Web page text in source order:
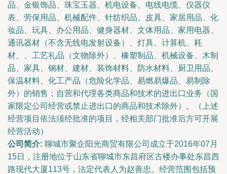
品、金银饰品、珠宝玉器、机电设备、电线电缆、仪器仪
表、劳保用品、机械配件、针纺织品、皮具、家居用品、化
妆品、玩具、办公用品、健身器材、文体用品、家用电器、
通讯器材（不含无线电发射设备）、灯具、计算机、耗
材、、工艺礼品（文物除外）、橡塑制品、机械设备、木制
品、家具、钢材、建材、装饰材料、防水材料、厨卫用品、
保温材料、化工产品（危险化学品、易燃易爆品、易制除
外）的销售；自营和代理各类商品和技术的进出口业务（国
家限定公司经营或禁止进出口的商品和技术除外）。（上述
经营项目依法须经批准的项目，经相关部门批准后方可开展
经营活动）
公司简介: 聊城市聚企阳光商贸有限公司成立于2016年07月
15日，注册地位于山东省聊城市东昌府区古楼办事处东昌西
路现代大厦113号，法定代表人为赵善忠。经营范围包括预